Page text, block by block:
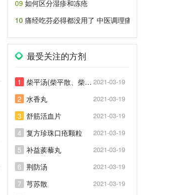
09 如何区分湿疹和冻疮
10 痛经吃芬必得都没用了 中医调理痛经有技巧
最受关注的方剂
1 柴平汤(柴平散、柴平煎) 2021-03-19
2 水香丸 2021-03-19
3 舒筋活血片 2021-03-19
4 复方珍珠口疮颗粒 2021-03-19
5 补益蒺藜丸 2021-03-19
6 荆防汤 2021-03-19
7 芎苏散 2021-03-19